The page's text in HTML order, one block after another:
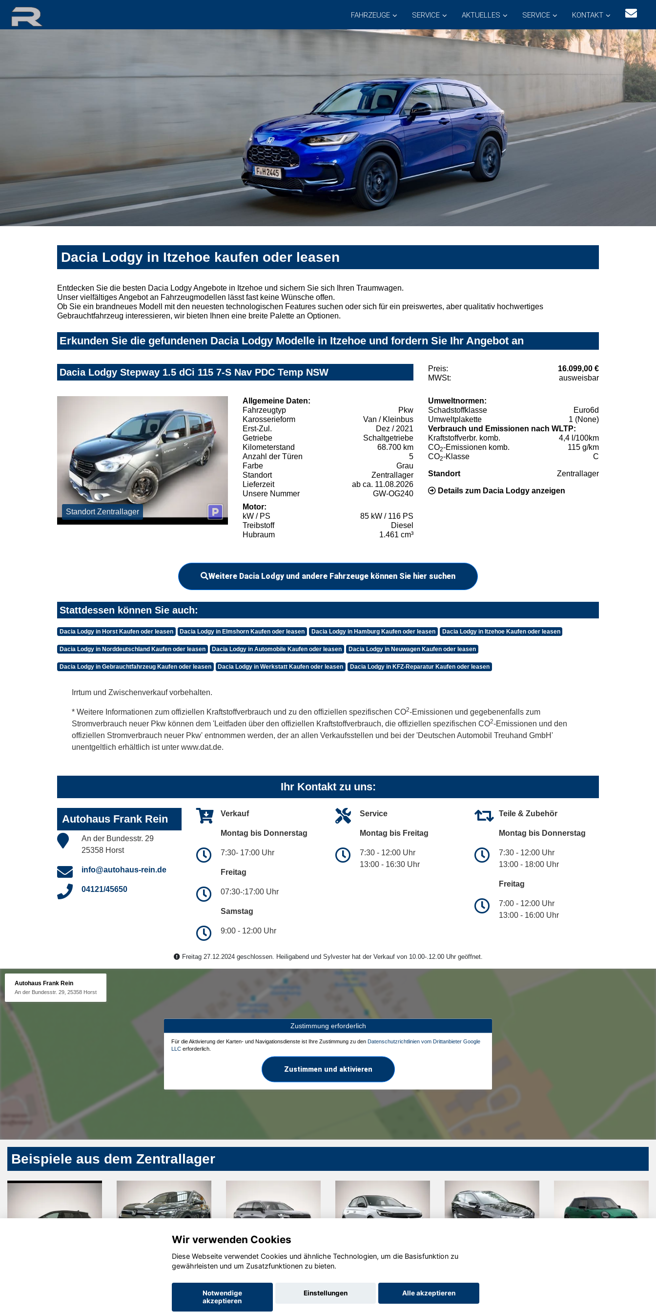
FAHRZEUGE SERVICE AKTUELLES SERVICE KONTAKT
Dacia Lodgy in Itzehoe kaufen oder leasen
Entdecken Sie die besten Dacia Lodgy Angebote in Itzehoe und sichern Sie sich Ihren Traumwagen.
Unser vielfältiges Angebot an Fahrzeugmodellen lässt fast keine Wünsche offen.
Ob Sie ein brandneues Modell mit den neuesten technologischen Features suchen oder sich für ein preiswertes, aber qualitativ hochwertiges
Gebrauchtfahrzeug interessieren, wir bieten Ihnen eine breite Palette an Optionen.
Erkunden Sie die gefundenen Dacia Lodgy Modelle in Itzehoe und fordern Sie Ihr Angebot an
Dacia Lodgy Stepway 1.5 dCi 115 7-S Nav PDC Temp NSW Preis:
16.099,00 €
MWSt:
ausweisbar
Standort Zentrallager
Allgemeine Daten:
Fahrzeugtyp
Pkw
Karosserieform
Van / Kleinbus
Erst-Zul.
Dez / 2021
Getriebe
Schaltgetriebe
Kilometerstand
68.700 km
Anzahl der Türen
5
Farbe
Grau
Standort
Zentrallager
Lieferzeit
ab ca. 11.08.2026
Unsere Nummer
GW-OG240
Motor:
kW / PS
85 kW / 116 PS
Treibstoff
Diesel
Hubraum
1.461 cm³
Umweltnormen:
Schadstoffklasse
Euro6d
Umweltplakette
1 (None)
Verbrauch und Emissionen nach WLTP:
Kraftstoffverbr. komb.
4,4 l/100km
CO2-Emissionen komb.
115 g/km
CO2-Klasse C
Standort Zentrallager
Details zum Dacia Lodgy anzeigen
Weitere Dacia Lodgy und andere Fahrzeuge können Sie hier suchen
Stattdessen können Sie auch:
Dacia Lodgy in Horst Kaufen oder leasen Dacia Lodgy in Elmshorn Kaufen oder leasen Dacia Lodgy in Hamburg Kaufen oder leasen Dacia Lodgy in Itzehoe Kaufen oder leasen
Dacia Lodgy in Norddeutschland Kaufen oder leasen Dacia Lodgy in Automobile Kaufen oder leasen Dacia Lodgy in Neuwagen Kaufen oder leasen
Dacia Lodgy in Gebrauchtfahrzeug Kaufen oder leasen Dacia Lodgy in Werkstatt Kaufen oder leasen Dacia Lodgy in KFZ-Reparatur Kaufen oder leasen
Irrtum und Zwischenverkauf vorbehalten.
* Weitere Informationen zum offiziellen Kraftstoffverbrauch und zu den offiziellen spezifischen CO2-Emissionen und gegebenenfalls zum
Stromverbrauch neuer Pkw können dem 'Leitfaden über den offiziellen Kraftstoffverbrauch, die offiziellen spezifischen CO2-Emissionen und den
offiziellen Stromverbrauch neuer Pkw' entnommen werden, der an allen Verkaufsstellen und bei der 'Deutschen Automobil Treuhand GmbH'
unentgeltlich erhältlich ist unter www.dat.de.
Ihr Kontakt zu uns:
Autohaus Frank Rein
An der Bundesstr. 29
25358 Horst
info@autohaus-rein.de
04121/45650
Verkauf
Montag bis Donnerstag
7:30- 17:00 Uhr
Freitag
07:30-:17:00 Uhr
Samstag
9:00 - 12:00 Uhr
Service
Montag bis Freitag
7:30 - 12:00 Uhr
13:00 - 16:30 Uhr
Teile & Zubehör
Montag bis Donnerstag
7:30 - 12:00 Uhr
13:00 - 18:00 Uhr
Freitag
7:00 - 12:00 Uhr
13:00 - 16:00 Uhr
Freitag 27.12.2024 geschlossen. Heiligabend und Sylvester hat der Verkauf von 10.00-.12.00 Uhr geöffnet.
Autohaus Frank Rein
An der Bundesstr. 29, 25358 Horst
Zustimmung erforderlich
Für die Aktivierung der Karten- und Navigationsdienste ist Ihre Zustimmung zu den Datenschutzrichtlinien vom Drittanbieter Google
LLC erforderlich.
Zustimmen und aktivieren
Beispiele aus dem Zentrallager
Volkswagen Skoda
Kodiaq
Opel Corsa
Wir verwenden Cookies
Diese Webseite verwendet Cookies und ähnliche Technologien, um die Basisfunktion zu
gewährleisten und um Zusatzfunktionen zu bieten.
Notwendige
akzeptieren
Einstellungen Alle akzeptieren